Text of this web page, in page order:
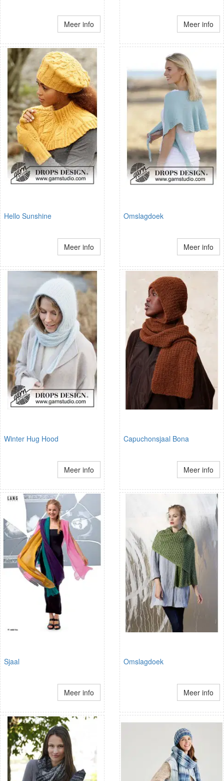
Meer info Meer info
Hello Sunshine
Meer info
Omslagdoek
Meer info
Winter Hug Hood
Meer info
Capuchonsjaal Bona
Meer info
Sjaal
Meer info
Omslagdoek
Meer info